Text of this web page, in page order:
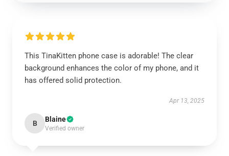
This TinaKitten phone case is adorable! The clear
background enhances the color of my phone, and it
has offered solid protection.
Apr 13, 2025
B Blaine
Verified owner